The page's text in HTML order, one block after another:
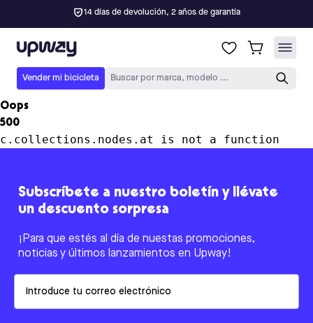
14 días de devolución, 2 años de garantía
Upway
Vender mi bicicleta Buscar por marca, modelo ...
Oops
500
c.collections.nodes.at is not a function
Subscríbete a nuestro boletín y llévate
un descuento sorpresa
¡Para que estés al día de nuestas promociones,
noticias y últimos lanzamientos en Upway!